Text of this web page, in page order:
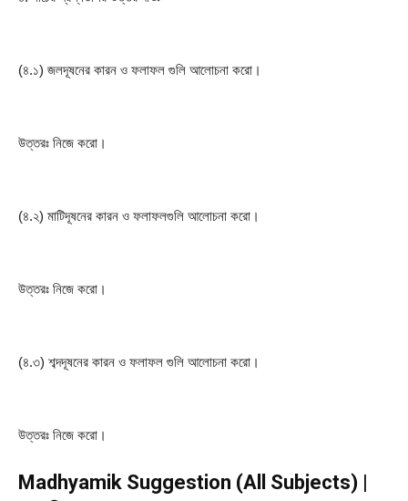
(৪.১) জলদূষনের কারন ও ফলাফল গুলি আলোচনা করো।
উত্তরঃ নিজে করো।
(৪.২) মাটিদূষনের কারন ও ফলাফলগুলি আলোচনা করো।
উত্তরঃ নিজে করো।
(৪.৩) শব্দদূষনের কারন ও ফলাফল গুলি আলোচনা করো।
উত্তরঃ নিজে করো।
Madhyamik Suggestion (All Subjects) |